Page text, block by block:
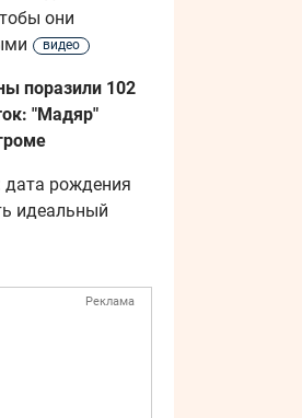
они
видео
поразили 102
"Мадяр"
дата рождения
идеальный
Реклама